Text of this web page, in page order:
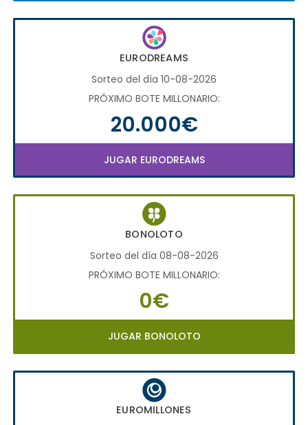
EURODREAMS
Sorteo del día 10-08-2026
PRÓXIMO BOTE MILLONARIO:
20.000€
JUGAR EURODREAMS
BONOLOTO
Sorteo del día 08-08-2026
PRÓXIMO BOTE MILLONARIO:
0€
JUGAR BONOLOTO
EUROMILLONES